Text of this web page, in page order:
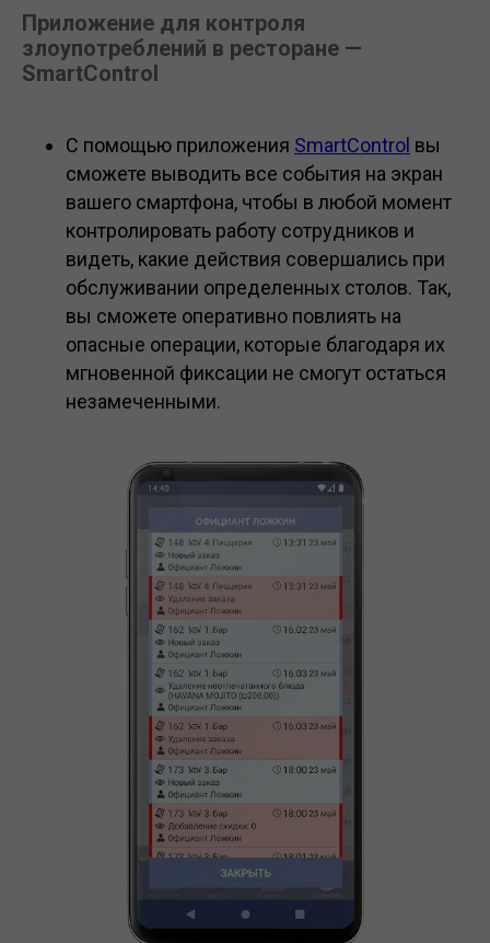
Приложение для контроля
злоупотреблений в ресторане —
SmartControl
С помощью приложения SmartControl вы
сможете выводить все события на экран
вашего смартфона, чтобы в любой момент
контролировать работу сотрудников и
видеть, какие действия совершались при
обслуживании определенных столов. Так,
вы сможете оперативно повлиять на
опасные операции, которые благодаря их
мгновенной фиксации не смогут остаться
незамеченными.
Приложения для iiko
Интеграционные модули
Техподдержка iiko
Мы имеем высший партнерский
статус, продаем лицензии и
оказываемуслуги настройки iiko
Обучение iiko